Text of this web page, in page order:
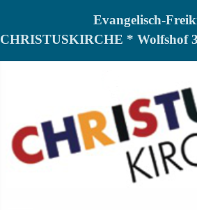
Evangelisch-
CHRISTUSKIRCHE * Wolfshof